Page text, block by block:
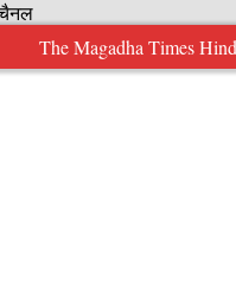
चैनल
The Magadha Times